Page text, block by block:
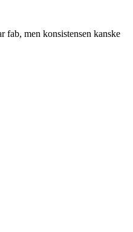
fab, men konsistensen kanske